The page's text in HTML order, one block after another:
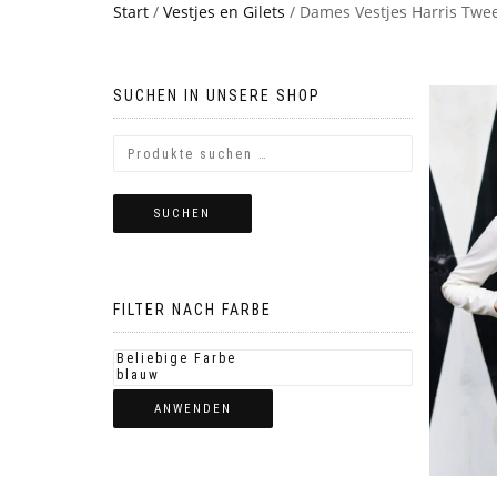
Start / Vestjes en Gilets / Dames Vestjes Harris
SUCHEN IN UNSERE SHOP
SUCHEN
FILTER NACH FARBE
ANWENDEN